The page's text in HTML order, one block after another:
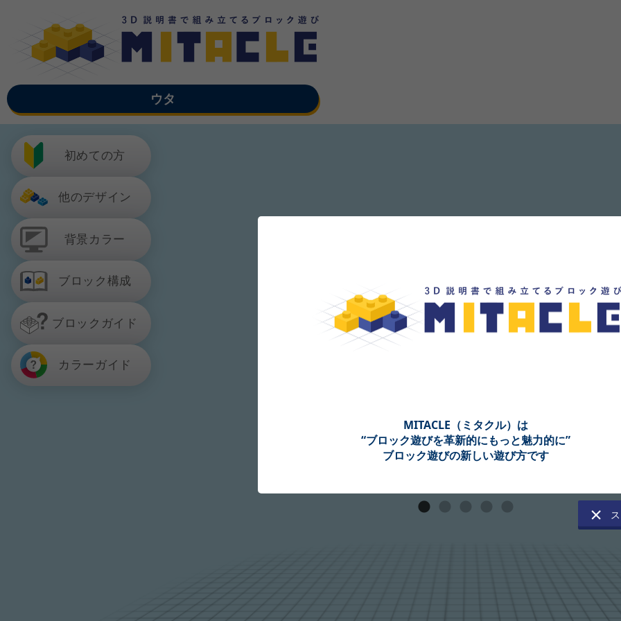
ウタ
MITACLE（ミタクル）は
“ブロック遊びを革新的にもっと魅力的に”
ブロック遊びの新しい遊び方です
初めての方
他のデザイン
背景カラー
ブロック構成
ブロックガイド
カラーガイド